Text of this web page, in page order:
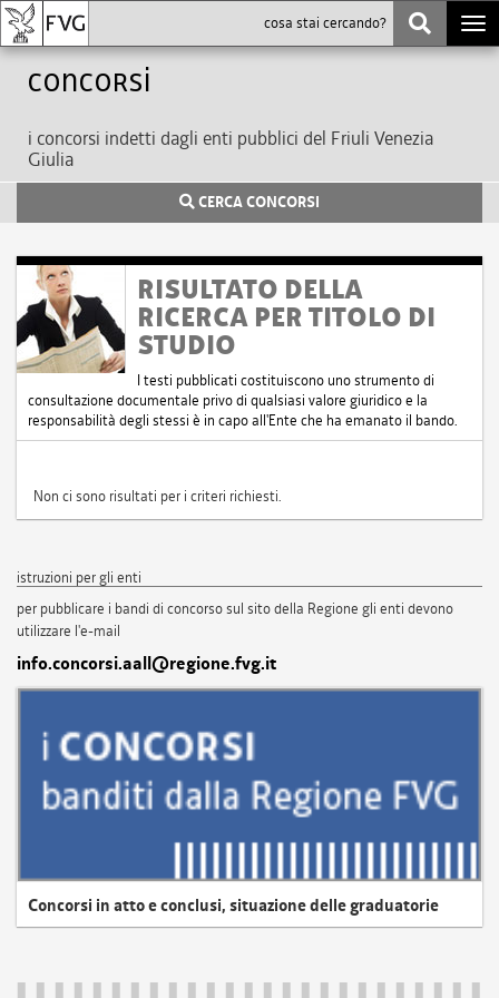
Concorsi
i concorsi indetti dagli enti pubblici del Friuli Venezia
Giulia
CERCA CONCORSI
RISULTATO DELLA
RICERCA PER TITOLO DI
STUDIO
I testi pubblicati costituiscono uno strumento di
consultazione documentale privo di qualsiasi valore giuridico e la
responsabilità degli stessi è in capo all'Ente che ha emanato il bando.
Non ci sono risultati per i criteri richiesti.
istruzioni per gli enti
per pubblicare i bandi di concorso sul sito della Regione gli enti devono
utilizzare l'e-mail
info.concorsi.aall@regione.fvg.it
Concorsi in atto e conclusi, situazione delle graduatorie